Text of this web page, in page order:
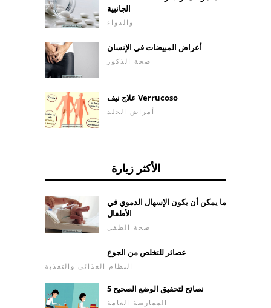
الجانبية
والدواء
أعراض المبيضات في الإنسان
صحة الذكور
علاج نيف Verrucoso
أمراض الجلد
الأكثر زيارة
ما يمكن أن يكون الإسهال الدموي في
الأطفال
صحة الطفل
عصائر للتخلص من الجوع
النظام الغذائي والتغذية
5 نصائح لتحقيق الوضع الصحيح
الممارسة العامة